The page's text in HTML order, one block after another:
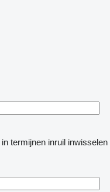
in termijnen inruil inwisselen